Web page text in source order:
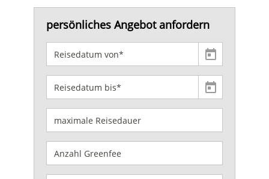
persönliches Angebot anfordern